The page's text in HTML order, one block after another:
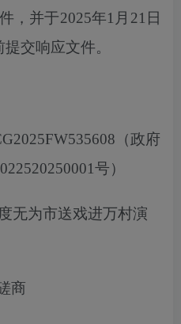
， 并于2025年1 月 21 日
提交响应文件。
（政府
号）
无为市送戏进万村演
商